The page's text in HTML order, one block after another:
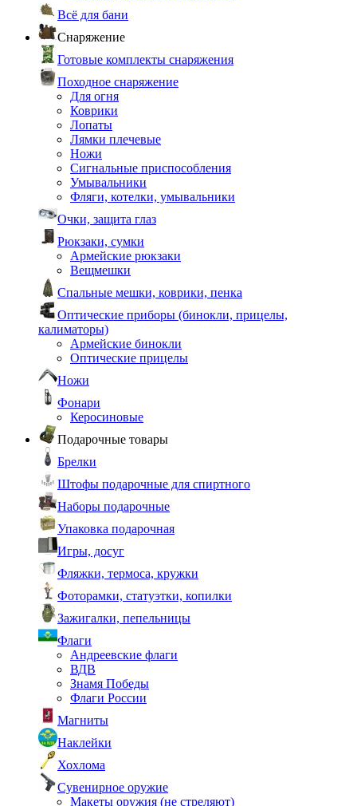
Всё для бани
Снаряжение
Готовые комплекты снаряжения
Походное снаряжение
Для огня
Коврики
Лопаты
Лямки плечевые
Ножи
Сигнальные приспособления
Умывальники
Фляги, котелки, умывальники
Очки, защита глаз
Рюкзаки, сумки
Армейские рюкзаки
Вещмешки
Спальные мешки, коврики, пенка
Оптические приборы (бинокли, прицелы,
калиматоры)
Армейские бинокли
Оптические прицелы
Ножи
Фонари
Керосиновые
Подарочные товары
Брелки
Штофы подарочные для спиртного
Наборы подарочные
Упаковка подарочная
Игры, досуг
Фляжки, термоса, кружки
Фоторамки, статуэтки, копилки
Зажигалки, пепельницы
Флаги
Андреевские флаги
ВДВ
Знамя Победы
Флаги России
Магниты
Наклейки
Хохлома
Сувенирное оружие
Макеты оружия (не стреляют)